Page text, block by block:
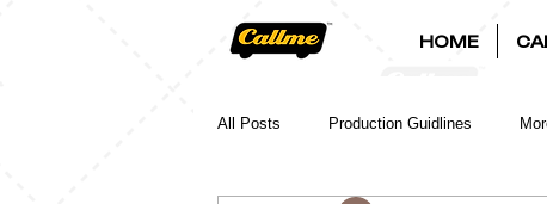
HOME
All Posts Production Guidlines